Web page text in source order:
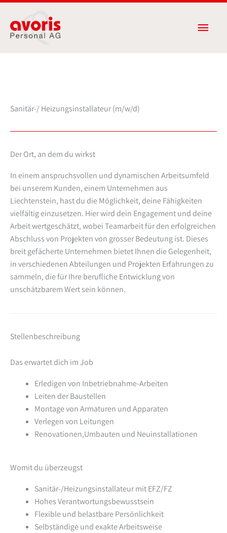
Inhalt
springen
Sanitär-/ Heizungsinstallateur (m/w/d)
Der Ort, an dem du wirkst
In einem anspruchsvollen und dynamischen Arbeitsumfeld
bei unserem Kunden, einem Unternehmen aus
Liechtenstein, hast du die Möglichkeit, deine Fähigkeiten
vielfältig einzusetzen. Hier wird dein Engagement und deine
Arbeit wertgeschätzt, wobei Teamarbeit für den erfolgreichen
Abschluss von Projekten von grosser Bedeutung ist. Dieses
breit gefächerte Unternehmen bietet Ihnen die Gelegenheit,
in verschiedenen Abteilungen und Projekten Erfahrungen zu
sammeln, die für Ihre berufliche Entwicklung von
unschätzbarem Wert sein können.
Stellenbeschreibung
Das erwartet dich im Job
Erledigen von Inbetriebnahme-Arbeiten
Leiten der Baustellen
Montage von Armaturen und Apparaten
Verlegen von Leitungen
Renovationen,Umbauten und Neuinstallationen
Womit du überzeugst
Sanitär-/Heizungsinstallateur mit EFZ/FZ
Hohes Verantwortungsbewusstsein
Flexible und belastbare Persönlichkeit
Selbständige und exakte Arbeitsweise